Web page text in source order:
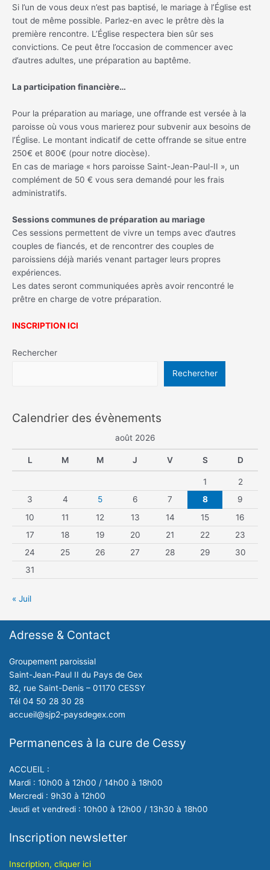
Si l’un de vous deux n’est pas baptisé, le mariage à l’Église est
tout de même possible. Parlez-en avec le prêtre dès la
première rencontre. L’Église respectera bien sûr ses
convictions. Ce peut être l’occasion de commencer avec
d’autres adultes, une préparation au baptême.
La participation financière…
Pour la préparation au mariage, une offrande est versée à la
paroisse où vous vous marierez pour subvenir aux besoins de
l’Église. Le montant indicatif de cette offrande se situe entre
250€ et 800€ (pour notre diocèse).
En cas de mariage « hors paroisse Saint-Jean-Paul-II », un
complément de 50 € vous sera demandé pour les frais
administratifs.
Sessions communes de préparation au mariage
Ces sessions permettent de vivre un temps avec d’autres
couples de fiancés, et de rencontrer des couples de
paroissiens déjà mariés venant partager leurs propres
expériences.
Les dates seront communiquées après avoir rencontré le
prêtre en charge de votre préparation.
INSCRIPTION ICI
Rechercher
Rechercher
Calendrier des évènements
août 2026
L M M J V S D
1
2
3
4 5 6 7 8
9
10
11 12 13 14 15
16
17
18 19 20 21 22
23
24
25 26 27 28 29
30
31
« Juil
Adresse & Contact
Groupement paroissial
Saint-Jean-Paul II du Pays de Gex
82, rue Saint-Denis – 01170 CESSY
Tél 04 50 28 30 28
accueil@sjp2-paysdegex.com
Permanences à la cure de Cessy
ACCUEIL :
Mardi : 10h00 à 12h00 / 14h00 à 18h00
Mercredi : 9h30 à 12h00
Jeudi et vendredi : 10h00 à 12h00 / 13h30 à 18h00
Inscription newsletter
Inscription, cliquer ici